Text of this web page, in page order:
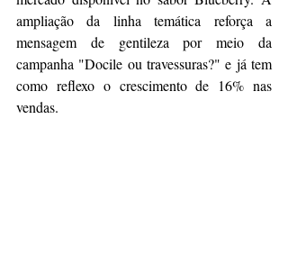
ampliação da linha temática reforça a
mensagem de gentileza por meio da
campanha "Docile ou travessuras?" e já tem
como reflexo o crescimento de 16% nas
vendas.